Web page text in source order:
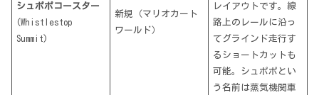
シュポポコースター
(Whistlestop
Summit)
新規（マリオカート
ワールド）
レイアウトです。線
路上のレールに沿っ
てグラインド走行す
るショートカットも
可能。シュポポとい
う名前は蒸気機関車